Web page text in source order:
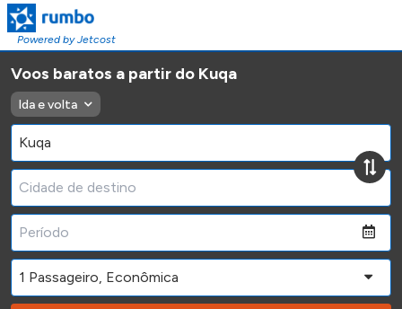
Powered by Jetcost
Voos baratos a partir do Kuqa
Ida e volta